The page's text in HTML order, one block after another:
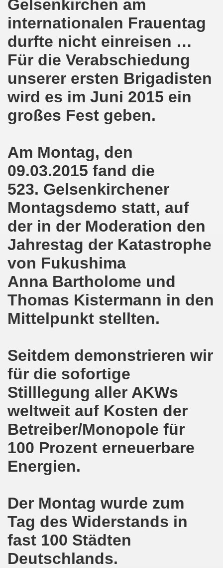
Gelsenkirchen am
internationalen Frauentag
durfte nicht einreisen …
Für die Verabschiedung
unserer ersten Brigadisten
wird es im Juni 2015 ein
großes Fest geben.
Am Montag, den
09.03.2015 fand die
523. Gelsenkirchener
Montagsdemo statt, auf
der in der Moderation den
Jahrestag der Katastrophe
von Fukushima
Anna Bartholome und
Thomas Kistermann in den
Mittelpunkt stellten.
Seitdem demonstrieren wir
für die sofortige
Stilllegung aller AKWs
weltweit auf Kosten der
Betreiber/Monopole für
100 Prozent erneuerbare
Energien.
Der Montag wurde zum
Tag des Widerstands in
fast 100 Städten
Deutschlands.
am 14.03.2022: Wir müssen alles tun, um
Montagsdemo-Bewegung am 14.03.2022 - stärken wir
am 28.02.2022 - breiter Protest und breiter
ruft auf am 28.02.2022 zum Tag des
Bewegung am 14. Februar 2022 in der Innenstadt
der 740. Gelsenkirchener Montagsdemo-Bewegung
macht im neuen Jahr 2022 am 10.01.2022
am 13.12.2021 nimmt Ampel-Koalition unter
am 06.12.2021 in Halle an der Saale Contra
Bewegung am 08.11.2021 im Zeichen des Kampfs zur
den 08.11.2021 Tag des Widerstands für die
Armut und auch gegen Arbeitsplatzvernichtung stand
die Abwälzung der Krisenlasten auf unserem
in Gelsenkirchenen-Buer am 11.10.2021
Gelsenkirchener Montagsdemo-Bewegung am
am 13.09.2021 im direkten Gespräch -
solidarisch am 12.07.2021 mit Stefan Engel,
Bewegung Gelsenkirchen am 12.07.2021!
Bürger am 14.06.2021 müssen alle
Gelsenkirchener Montagsdemo-Bewegung am
Bewegung am 17.05.2021 setzt Zeichen der Solidarität
als einer der Schwerpunkt-Themen am 12.04.2021 der
am 29.03.2021 mit großem Zuspruch -
Bewegung am 29.03.2021 steht konsequent